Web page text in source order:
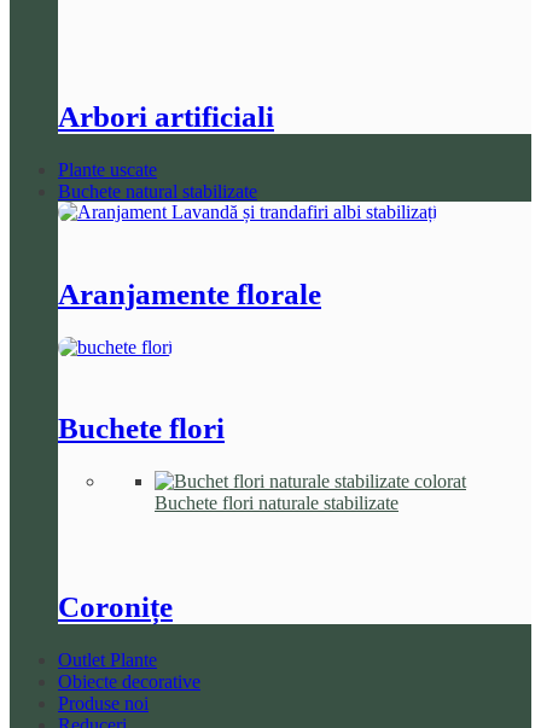
Arbori artificiali
Plante uscate
Buchete natural stabilizate
Aranjamente florale
Buchete flori
Buchete flori naturale stabilizate
Coronițe
Outlet Plante
Obiecte decorative
Produse noi